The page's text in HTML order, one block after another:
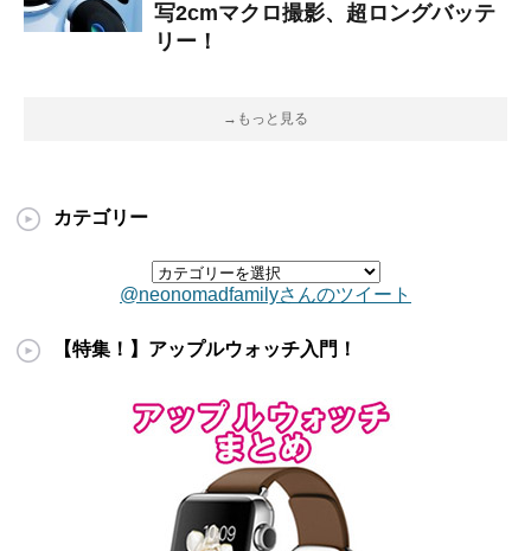
写2cmマクロ撮影、超ロングバッテ
リー！
→もっと見る
カテゴリー
@neonomadfamilyさんのツイート
【特集！】アップルウォッチ入門！